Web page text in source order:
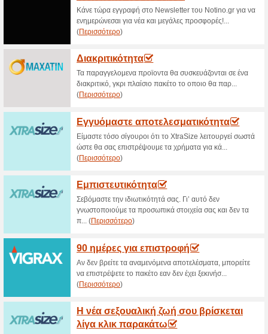
Τρέχουσες
2026)
Εκπτωτικός
στο Naturecan.gr
100% Λειτούργησε
Στο Naturecan.gr θα βρείτε -
χρήση του κωδικού Μόνο
παραγγελία.